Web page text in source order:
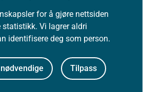
for å gjøre nettsiden
Vi lagrer aldri
identifisere deg som person.
Tilpass